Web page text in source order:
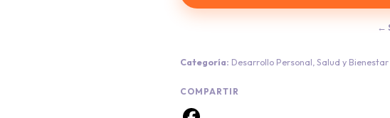
←
Categoría: Desarrollo Personal, Salud y Bienestar
COMPARTIR